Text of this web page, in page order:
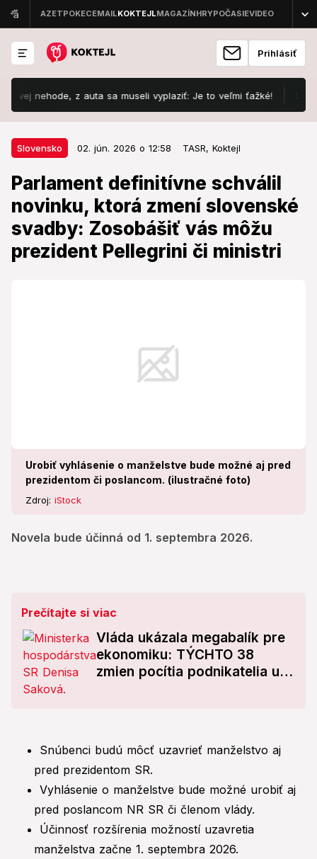
Prihlásiť
z auta sa museli vyplaziť: Je to veľmi ťažké! Šokujúca
Slovensko 02. jún. 2026 o 12:58 TASR, Koktejl
Parlament definitívne schválil
novinku, ktorá zmení slovenské
svadby: Zosobášiť vás môžu
prezident Pellegrini či ministri
Urobiť vyhlásenie o manželstve bude možné aj pred
prezidentom či poslancom. (ilustračné foto)
Zdroj: iStock
Novela bude účinná od 1. septembra 2026.
Slovensko 02. jún. 2026 o 12:58
Parlament definitívne schválil
novinku, ktorá zmení slovenské
svadby: Zosobášiť vás môžu
prezident Pellegrini či ministri
Prečítajte si viac
Vláda ukázala megabalík pre
ekonomiku: TÝCHTO 38
zmien pocítia podnikatelia už
Snúbenci budú môcť uzavrieť manželstvo aj
pred prezidentom SR.
Vyhlásenie o manželstve bude možné urobiť aj
pred poslancom NR SR či členom vlády.
Účinnosť rozšírenia možností uzavretia
manželstva začne 1. septembra 2026.